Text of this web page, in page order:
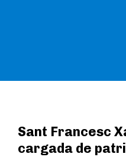
Sant Francesc
cargada de